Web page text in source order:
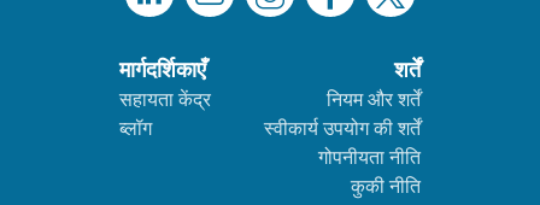
मार्गदर्शिकाएँ
सहायता केंद्र
ब्लॉग
शर्तें
नियम और शर्तें
स्वीकार्य उपयोग की शर्तें
गोपनीयता नीति
कुकी नीति